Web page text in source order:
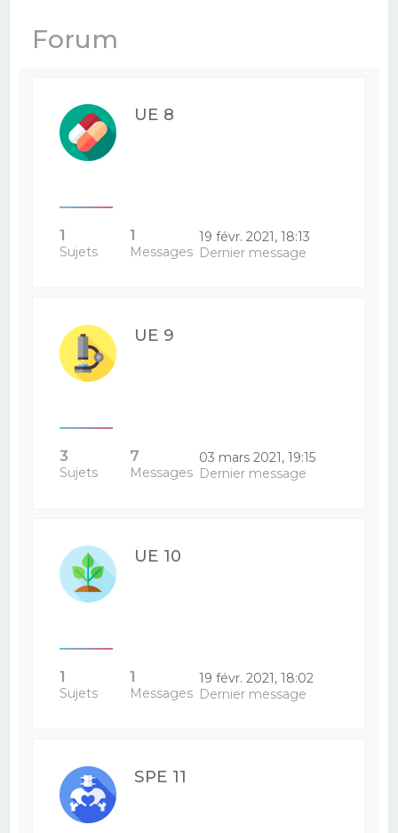
Forum
UE 8
1
Sujets
1
Messages
19 févr. 2021, 18:13
Dernier message
UE 9
3
Sujets
7
Messages
03 mars 2021, 19:15
Dernier message
UE 10
1
Sujets
1
Messages
19 févr. 2021, 18:02
Dernier message
SPE 11